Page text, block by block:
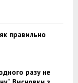
правильно
разу не